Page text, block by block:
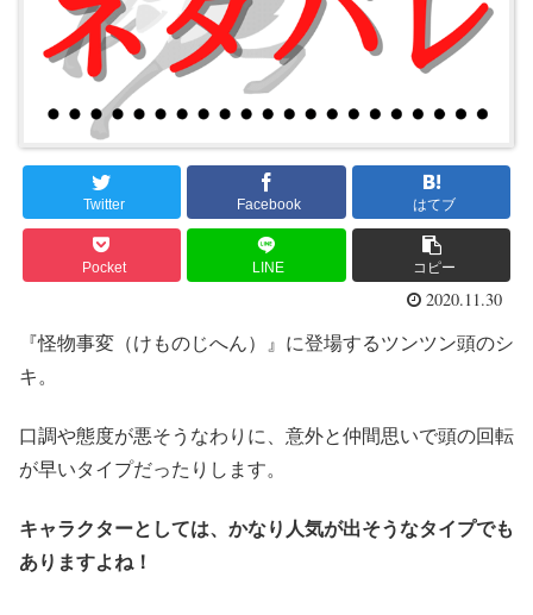
Twitter Facebook はてブ
Pocket LINE コピー
2020.11.30
『怪物事変（けものじへん）』に登場するツンツン頭のシ
キ。
口調や態度が悪そうなわりに、意外と仲間思いで頭の回転
が早いタイプだったりします。
キャラクターとしては、かなり人気が出そうなタイプでも
ありますよね！